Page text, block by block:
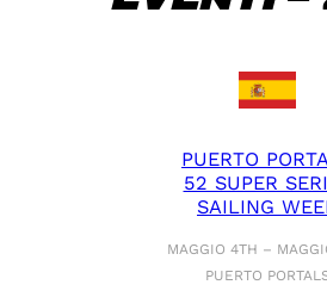
PUERTO
52 SUPER
SAILING
MAGGIO 4TH –
PUERTO